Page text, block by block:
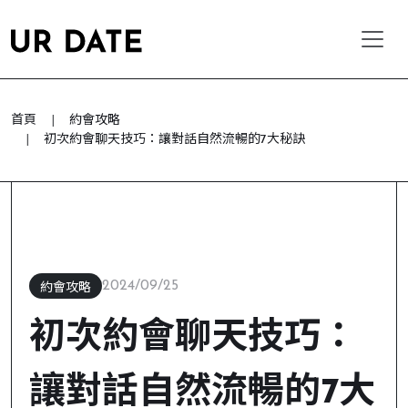
首頁
約會攻略
初次約會聊天技巧：讓對話自然流暢的7大秘訣
約會攻略 2024/09/25
初次約會聊天技巧：
讓對話自然流暢的7大